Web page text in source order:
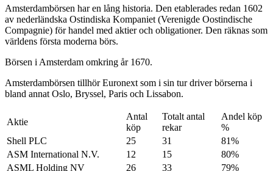
Amsterdambörsen har en lång historia. Den etablerades redan 1602
av nederländska Ostindiska Kompaniet (Verenigde Oostindische
Compagnie) för handel med aktier och obligationer. Den räknas som
världens första moderna börs.
Börsen i Amsterdam omkring år 1670.
Amsterdambörsen tillhör Euronext som i sin tur driver börserna i
bland annat Oslo, Bryssel, Paris och Lissabon.
Aktie
Antal
köp
Totalt antal
rekar
Andel köp
%
Shell PLC
25 31
81%
ASM International N.V.
12 15
80%
ASML Holding NV
26 33
79%